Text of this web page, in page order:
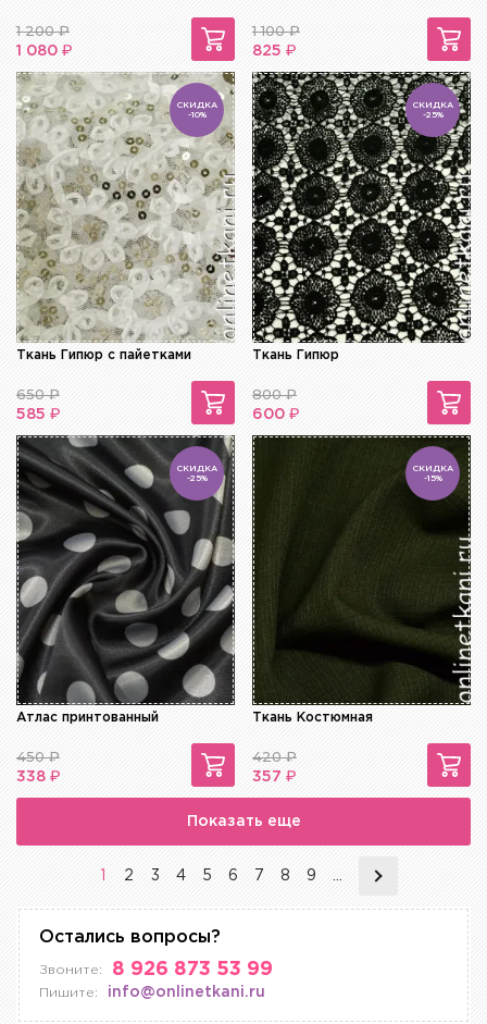
1 200₽
1 080 ₽
1 100₽
825 ₽
СКИДКА
-10%
Ткань Гипюр с пайетками
650₽
585 ₽
СКИДКА
-25%
Ткань Гипюр
800₽
600 ₽
СКИДКА
-25%
Атлас принтованный
450₽
338 ₽
СКИДКА
-15%
Ткань Костюмная
420₽
357 ₽
Показать еще
2 3 4 5 6 7 8 9
Остались вопросы?
Звоните: 8 926 873 53 99
Пишите: info@onlinetkani.ru